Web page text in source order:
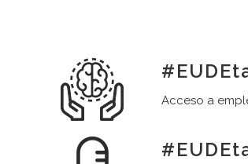
Acceso a